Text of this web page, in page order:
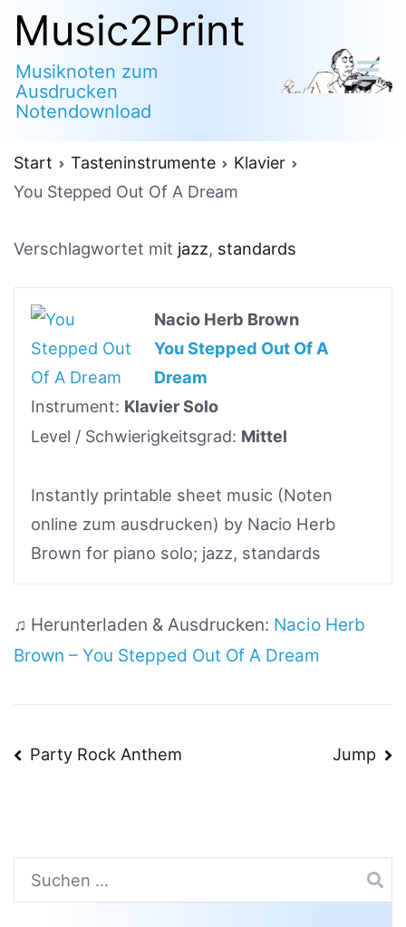
Zum
Inhalt
springen
Music2Print
Musiknoten zum
Ausdrucken
Notendownload
Start Tasteninstrumente
Klavier
You Stepped Out Of A Dream
Verschlagwortet mit jazz, standards
Nacio Herb Brown
You Stepped Out Of A
Dream
Instrument: Klavier Solo
Level / Schwierigkeitsgrad: Mittel
Instantly printable sheet music (Noten
online zum ausdrucken) by Nacio Herb
Brown for piano solo; jazz, standards
♫ Herunterladen & Ausdrucken: Nacio Herb
Brown – You Stepped Out Of A Dream
Beitragsnavigation
Party Rock Anthem Jump
Suchen
nach: